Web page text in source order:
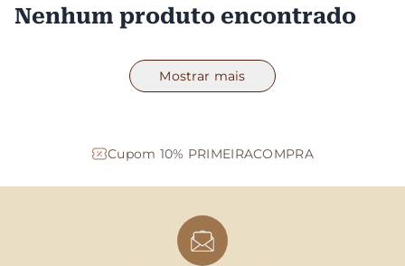
Nenhum produto encontrado
Mostrar mais
Cupom 10% PRIMEIRACOMPRA